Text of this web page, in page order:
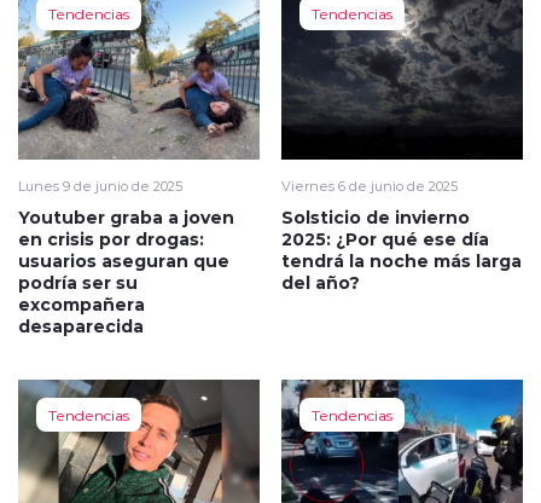
Tendencias
Lunes 9 de junio de 2025
Youtuber graba a joven
en crisis por drogas:
usuarios aseguran que
podría ser su
excompañera
desaparecida
Tendencias
Viernes 6 de junio de 2025
Solsticio de invierno
2025: ¿Por qué ese día
tendrá la noche más larga
del año?
Tendencias Tendencias